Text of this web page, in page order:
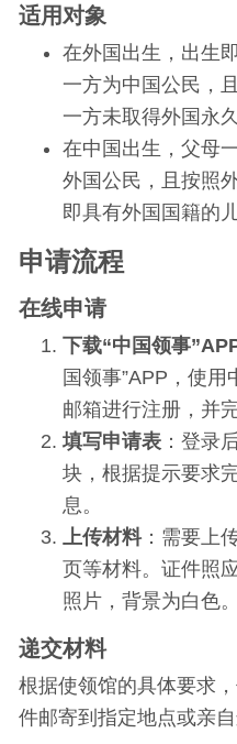
适用对象
在外国出生，出生
一方为中国公民，
一方未取得外国永
在中国出生，父母
外国公民，且按照
即具有外国国籍的儿
申请流程
在线申请
下载“中国领事
国领事”APP，使
邮箱进行注册，并
填写申请表 ：登录
块，根据提示要求
息​​。
上传材料：需要上
页等材料。证件照
照片，背景为白色​​。
递交材料
根据使领馆的具体要求
件邮寄到指定地点或亲自